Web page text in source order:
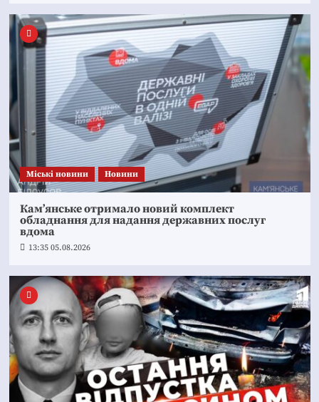
Mіські новини Новини
Кам’янське отримало новий комплект
обладнання для надання державних послуг
вдома
13:35 05.08.2026